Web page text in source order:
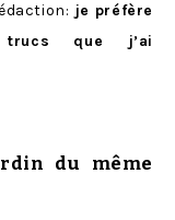
je préfère
que j’ai
du même